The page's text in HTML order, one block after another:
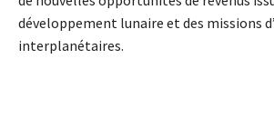
développement lunaire et des missions
interplanétaires.